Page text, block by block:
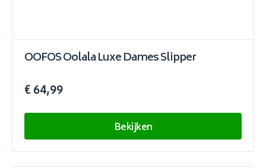
OOFOS Oolala Luxe Dames Slipper
€ 64,99
Bekijken